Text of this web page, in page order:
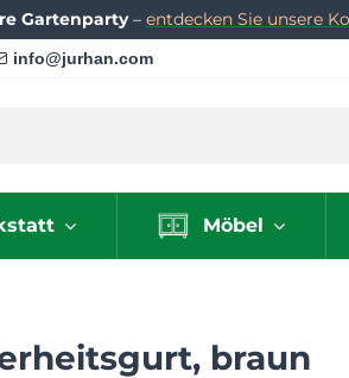
Gartenparty– entdecken Sie unsere
info@jurhan.com
Möbel
braun